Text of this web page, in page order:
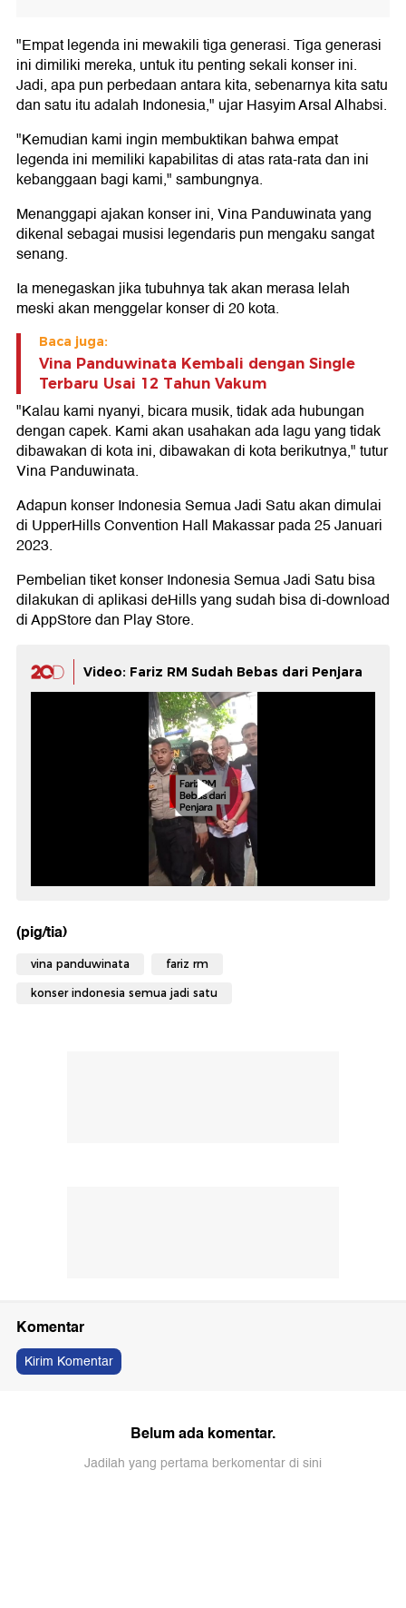
"Empat legenda ini mewakili tiga generasi. Tiga generasi
ini dimiliki mereka, untuk itu penting sekali konser ini.
Jadi, apa pun perbedaan antara kita, sebenarnya kita satu
dan satu itu adalah Indonesia," ujar Hasyim Arsal Alhabsi.
"Kemudian kami ingin membuktikan bahwa empat
legenda ini memiliki kapabilitas di atas rata-rata dan ini
kebanggaan bagi kami," sambungnya.
Menanggapi ajakan konser ini, Vina Panduwinata yang
dikenal sebagai musisi legendaris pun mengaku sangat
senang.
Ia menegaskan jika tubuhnya tak akan merasa lelah
meski akan menggelar konser di 20 kota.
Baca juga:
Vina Panduwinata Kembali dengan Single
Terbaru Usai 12 Tahun Vakum
"Kalau kami nyanyi, bicara musik, tidak ada hubungan
dengan capek. Kami akan usahakan ada lagu yang tidak
dibawakan di kota ini, dibawakan di kota berikutnya," tutur
Vina Panduwinata.
Adapun konser Indonesia Semua Jadi Satu akan dimulai
di UpperHills Convention Hall Makassar pada 25 Januari
2023.
Pembelian tiket konser Indonesia Semua Jadi Satu bisa
dilakukan di aplikasi deHills yang sudah bisa di-download
di AppStore dan Play Store.
Video: Fariz RM Sudah Bebas dari Penjara
(pig/tia)
vina panduwinata fariz rm
konser indonesia semua jadi satu
Komentar
Kirim Komentar
Belum ada komentar.
Jadilah yang pertama berkomentar di sini